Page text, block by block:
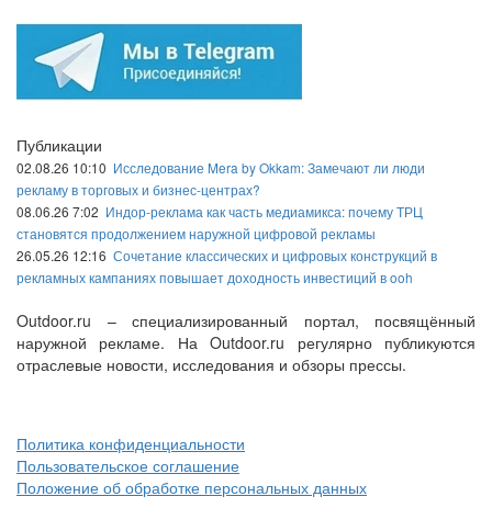
Публикации
02.08.26 10:10 Исследование Mera by Okkam: Замечают ли люди
рекламу в торговых и бизнес-центрах?
08.06.26 7:02 Индор-реклама как часть медиамикса: почему ТРЦ
становятся продолжением наружной цифровой рекламы
26.05.26 12:16 Сочетание классических и цифровых конструкций в
рекламных кампаниях повышает доходность инвестиций в ooh
Outdoor.ru – специализированный портал, посвящённый
наружной рекламе. На Outdoor.ru регулярно публикуются
отраслевые новости, исследования и обзоры прессы.
Политика конфиденциальности
Пользовательское соглашение
Положение об обработке персональных данных